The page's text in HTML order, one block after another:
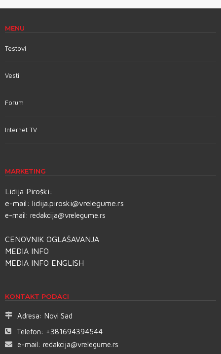
MENU
Testovi
Vesti
Forum
Internet TV
MARKETING
Lidija Piroški:
e-mail: lidija.piroski@vrelegume.rs
e-mail: redakcija@vrelegume.rs
CENOVNIK OGLAŠAVANJA
MEDIA INFO
MEDIA INFO ENGLISH
KONTAKT PODACI
Adresa: Novi Sad
Telefon: +381694394544
e-mail: redakcija@vrelegume.rs